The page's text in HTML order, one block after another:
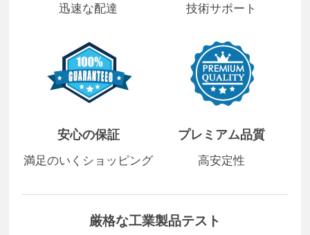
迅速な配達 技術サポート
安心の保証
満足のいくショッピング
プレミアム品質
高安定性
厳格な工業製品テスト